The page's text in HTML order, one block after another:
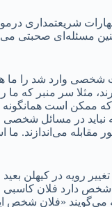
شریعتمداری
مسئله‌ای صحبتی
شخصی وارد شد را ما
مثلا سر منبر که
که ممکن است
نباید در مسائل
مقابله می‌اندازند.
تغییر رویه در کیهلن
فلان کاسبی را
«فلان شخص